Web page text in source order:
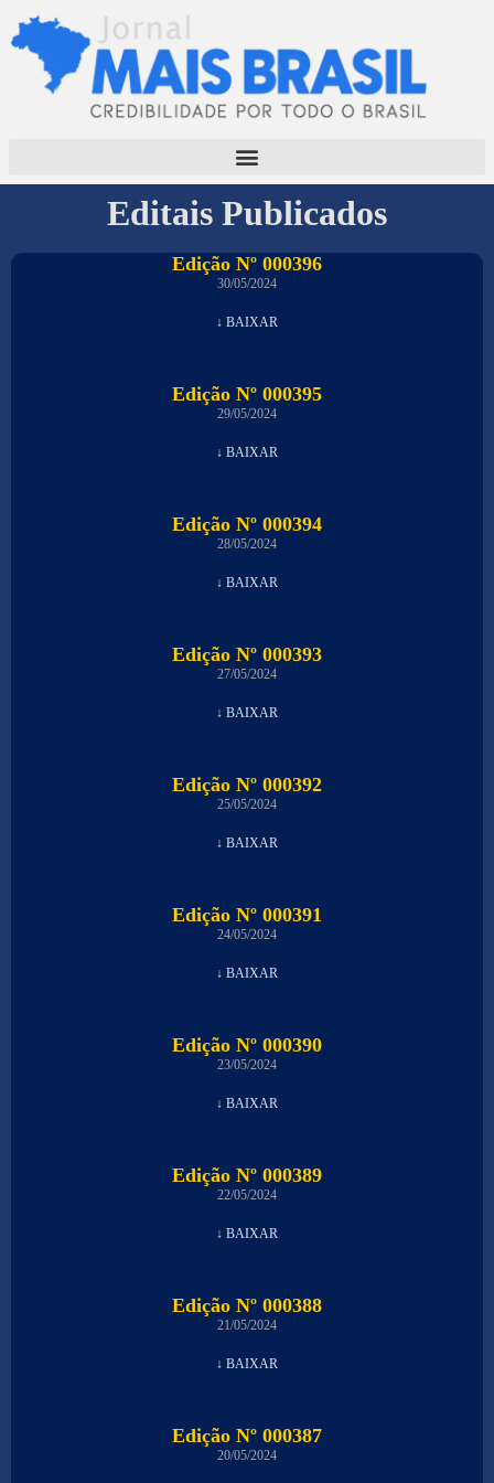
Editais Publicados
Edição Nº 000396
30/05/2024
↓ BAIXAR
Edição Nº 000395
29/05/2024
↓ BAIXAR
Edição Nº 000394
28/05/2024
↓ BAIXAR
Edição Nº 000393
27/05/2024
↓ BAIXAR
Edição Nº 000392
25/05/2024
↓ BAIXAR
Edição Nº 000391
24/05/2024
↓ BAIXAR
Edição Nº 000390
23/05/2024
↓ BAIXAR
Edição Nº 000389
22/05/2024
↓ BAIXAR
Edição Nº 000388
21/05/2024
↓ BAIXAR
Edição Nº 000387
20/05/2024